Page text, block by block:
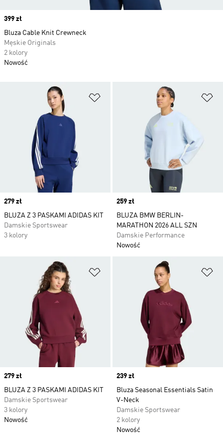
Dodaj do listy życzeń
Price
279 zł
BLUZA Z 3 PASKAMI ADIDAS KIT
Damskie Sportswear
3 kolory
Price
259 zł
BLUZA BMW BERLIN-
MARATHON 2026 ALL SZN
Damskie Performance
Nowość
Dodaj do listy życzeń
Price
279 zł
BLUZA Z 3 PASKAMI ADIDAS KIT
Damskie Sportswear
3 kolory
Nowość
Price
239 zł
Bluza Seasonal Essentials Satin
V-Neck
Damskie Sportswear
2 kolory
Nowość
Price
399 zł
Bluza Cable Knit Crewneck
Męskie Originals
2 kolory
Nowość